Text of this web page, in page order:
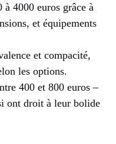
à 4000 euros grâce à
et équipements
et compacité,
les options.
400 et 800 euros –
ont droit à leur bolide